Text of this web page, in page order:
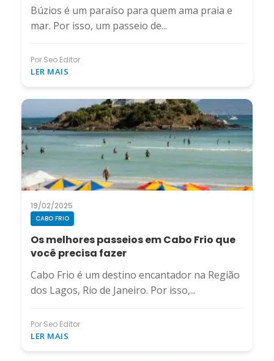
Búzios é um paraíso para quem ama praia e
mar. Por isso, um passeio de...
Por Seo Editor
LER MAIS
19/02/2025
CABO FRIO
Os melhores passeios em Cabo Frio que
você precisa fazer
Cabo Frio é um destino encantador na Região
dos Lagos, Rio de Janeiro. Por isso,...
Por Seo Editor
LER MAIS